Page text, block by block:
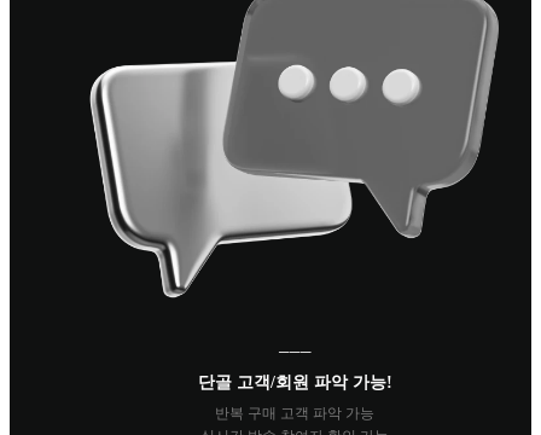
───
단골 고객/회원 파악 가능!
반복 구매 고객 파악 가능